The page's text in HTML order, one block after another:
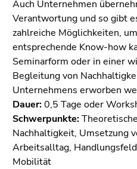
Auch Unternehmen
Verantwortung und so gibt
zahlreiche Möglichkeiten,
entsprechende Know-how
Seminarform oder in einer
Begleitung von
Unternehmens erworben
Dauer:0,5 Tage oder
Schwerpunkte:
Nachhaltigkeit, Umsetzung
Arbeitsalltag,
Mobilität